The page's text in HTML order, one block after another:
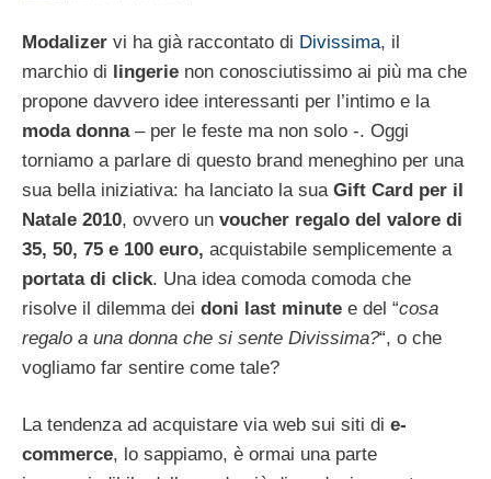
Modalizer vi ha già raccontato di Divissima, il
marchio di lingerie non conosciutissimo ai più ma che
propone davvero idee interessanti per l’intimo e la
moda donna– per le feste ma non solo -. Oggi
torniamo a parlare di questo brand meneghino per una
sua bella iniziativa: ha lanciato la sua Gift Card per il
Natale 2010, ovvero un voucher regalo del valore di
35, 50, 75 e 100 euro, acquistabile semplicemente a
portata di click. Una idea comoda comoda che
risolve il dilemma dei doni last minute e del “cosa
regalo a una donna che si sente Divissima?“, o che
vogliamo far sentire come tale?
La tendenza ad acquistare via web sui siti di e-
commerce, lo sappiamo, è ormai una parte